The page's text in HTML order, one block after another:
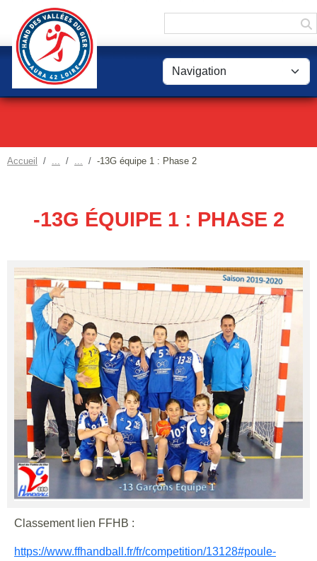
Accueil -13G équipe 1 : Phase 2
-13G ÉQUIPE 1 : PHASE 2
Classement lien FFHB :
https://www.ffhandball.fr/fr/competition/13128#poule-
Panneau de gestion des cookies